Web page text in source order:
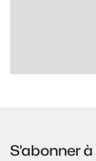
S'abonner